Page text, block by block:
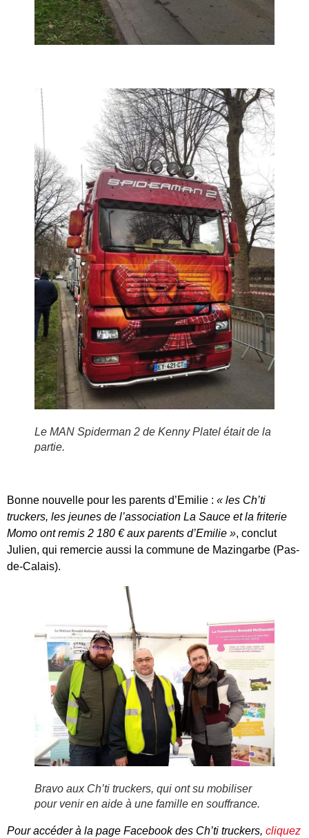
Le MAN Spiderman 2 de Kenny Platel était de la
partie.
Bonne nouvelle pour les parents d’Emilie : « les Ch’ti
truckers, les jeunes de l’association La Sauce et la friterie
Momo ont remis 2 180 € aux parents d’Emilie », conclut
Julien, qui remercie aussi la commune de Mazingarbe (Pas-
de-Calais).
Bravo aux Ch’ti truckers, qui ont su mobiliser
pour venir en aide à une famille en souffrance.
Pour accéder à la page Facebook des Ch’ti truckers, cliquez